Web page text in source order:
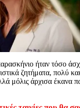
ήταν τόσο
ζητήματα, πολύ
μόλις άρχισα έκανα